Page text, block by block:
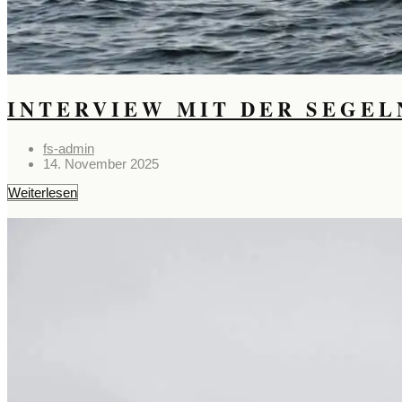
INTERVIEW MIT DER
fs-admin
14. November 2025
Weiterlesen